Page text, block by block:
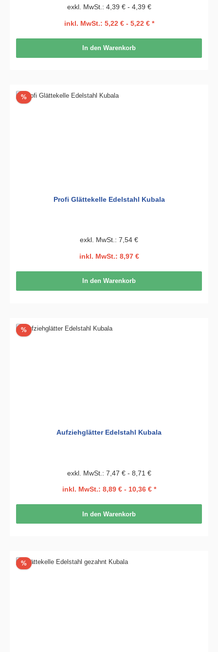
exkl. MwSt.: 4,39 € - 4,39 €
inkl. MwSt.: 5,22 € - 5,22 € *
In den Warenkorb
%Rabatt
Profi Glättekelle Edelstahl Kubala
exkl. MwSt.: 7,54 €
inkl. MwSt.: 8,97 €
In den Warenkorb
%Rabatt
Aufziehglätter Edelstahl Kubala
exkl. MwSt.: 7,47 € - 8,71 €
inkl. MwSt.: 8,89 € - 10,36 € *
In den Warenkorb
%Rabatt